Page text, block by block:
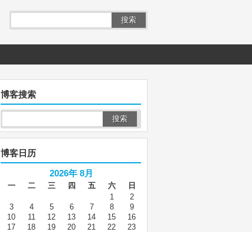
搜索
博客搜索
博客日历
2026年 8月
一 二 三 四 五 六
日
1
2
3
4 5 6 7 8
9
10
11 12 13 14 15
16
17
18 19 20 21 22
23